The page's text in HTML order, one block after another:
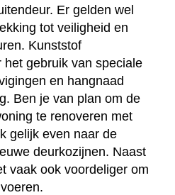
Er gelden wel
tot veiligheid en
Kunststof
gebruik van speciale
en hangnaad
Ben je van plan om de
te renoveren met
gelijk even naar de
deurkozijnen. Naast
vaak ook voordeliger om